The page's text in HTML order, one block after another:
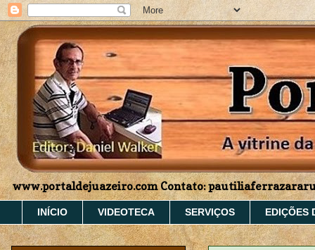
www.portaldejuazeiro.com Contato:
INÍCIO VIDEOTECA SERVIÇOS EDIÇÕES